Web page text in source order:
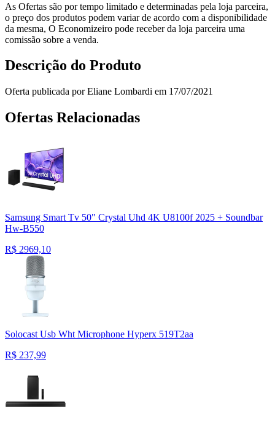
As Ofertas são por tempo limitado e determinadas pela loja parceira,
o preço dos produtos podem variar de acordo com a disponibilidade
da mesma, O Economizeiro pode receber da loja parceira uma
comissão sobre a venda.
Descrição do Produto
Oferta publicada por Eliane Lombardi em 17/07/2021
Ofertas Relacionadas
Samsung Smart Tv 50" Crystal Uhd 4K U8100f 2025 + Soundbar
Hw-B550
R$ 2969,10
Solocast Usb Wht Microphone Hyperx 519T2aa
R$ 237,99